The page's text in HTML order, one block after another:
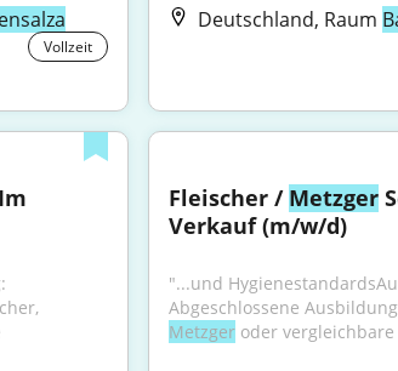
Vollzeit
Deutschland, Raum
Fleischer / Metzger
Verkauf (m/w/d)
"...und
Metzger oder